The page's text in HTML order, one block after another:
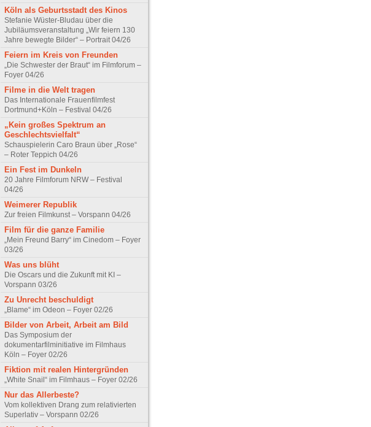
Köln als Geburtsstadt des Kinos
Stefanie Wüster-Bludau über die
Jubiläumsveranstaltung „Wir feiern 130
Jahre bewegte Bilder“ – Portrait 04/26
Feiern im Kreis von Freunden
„Die Schwester der Braut“ im Filmforum –
Foyer 04/26
Filme in die Welt tragen
Das Internationale Frauenfilmfest
Dortmund+Köln – Festival 04/26
„Kein großes Spektrum an
Geschlechtsvielfalt“
Schauspielerin Caro Braun über „Rose“
– Roter Teppich 04/26
Ein Fest im Dunkeln
20 Jahre Filmforum NRW – Festival
04/26
Weimerer Republik
Zur freien Filmkunst – Vorspann 04/26
Film für die ganze Familie
„Mein Freund Barry“ im Cinedom – Foyer
03/26
Was uns blüht
Die Oscars und die Zukunft mit KI –
Vorspann 03/26
Zu Unrecht beschuldigt
„Blame“ im Odeon – Foyer 02/26
Bilder von Arbeit, Arbeit am Bild
Das Symposium der
dokumentarfilminitiative im Filmhaus
Köln – Foyer 02/26
Fiktion mit realen Hintergründen
„White Snail“ im Filmhaus – Foyer 02/26
Nur das Allerbeste?
Vom kollektiven Drang zum relativierten
Superlativ – Vorspann 02/26